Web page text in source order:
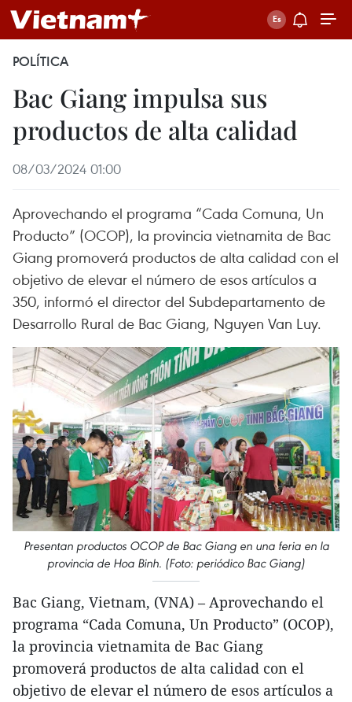
POLÍTICA
Bac Giang impulsa sus
productos de alta calidad
08/03/2024 01:00
Aprovechando el programa “Cada Comuna, Un
Producto” (OCOP), la provincia vietnamita de Bac
Giang promoverá productos de alta calidad con el
objetivo de elevar el número de esos artículos a
350, informó el director del Subdepartamento de
Desarrollo Rural de Bac Giang, Nguyen Van Luy.
Presentan productos OCOP de Bac Giang en una feria en la
provincia de Hoa Binh. (Foto: periódico Bac Giang)
Bac Giang, Vietnam, (VNA) – Aprovechando el
programa “Cada Comuna, Un Producto” (OCOP),
la provincia vietnamita de Bac Giang
promoverá productos de alta calidad con el
objetivo de elevar el número de esos artículos a